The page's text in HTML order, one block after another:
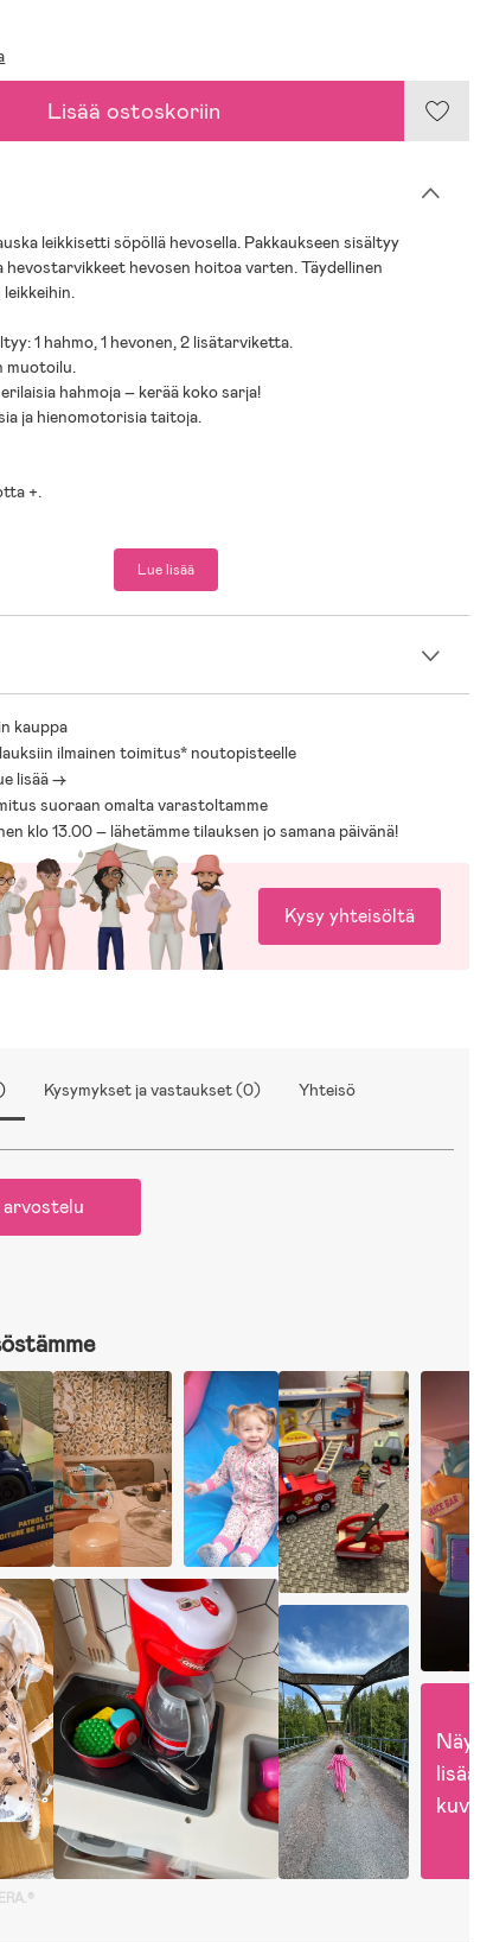
Lisää ostoskoriin
leikkisetti söpöllä hevosella. Pakkaukseen sisältyy
hevostarvikkeet hevosen hoitoa varten. Täydellinen
1 hahmo, 1 hevonen, 2 lisätarviketta.
muotoilu.
hahmoja – kerää koko sarja!
ja hienomotorisia taitoja.
+.
Lue lisää
kauppa
ilmainen toimitus* noutopisteelle
lisää ->
suoraan omalta varastoltamme
klo 13.00 – lähetämme tilauksen jo samana päivänä!
Kysy yhteisöltä
Kysymykset ja vastaukset (0) Yhteisö
lisää
kuvia